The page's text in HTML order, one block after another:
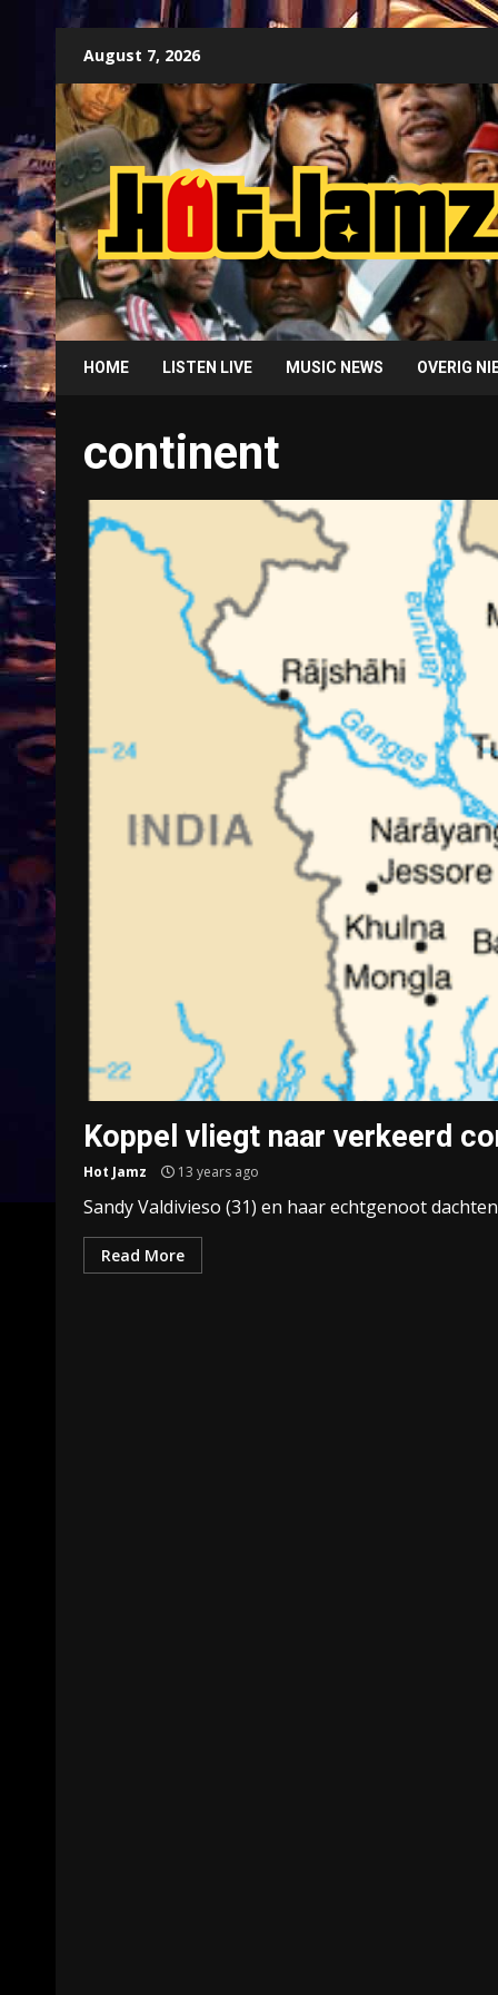
content
August 7, 2026
HOME LISTEN LIVE MUSIC NEWS OVERIG
continent
Koppel vliegt naar verkeerd
Hot Jamz 13 years ago
Sandy Valdivieso (31) en haar echtgenoot
Read More
Treinkaartjes worden duurder,
abonnementen verdwijnen
9 months ago